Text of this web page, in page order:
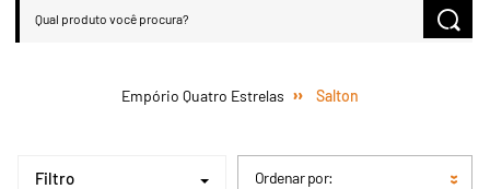
Salton
Ordenar por:
Filtro